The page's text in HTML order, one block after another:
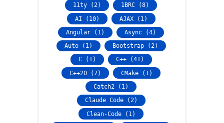
11ty (2)
1BRC (8)
AI (10)
AJAX (1)
Angular (1)
Async (4)
Auto (1)
Bootstrap (2)
C (1)
C++ (41)
C++20 (7)
CMake (1)
Catch2 (1)
Claude Code (2)
Clean-Code (1)